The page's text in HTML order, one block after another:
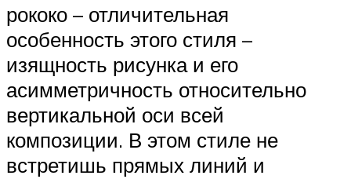
рококо – отличительная
особенность этого стиля –
изящность рисунка и его
асимметричность относительно
вертикальной оси всей
композиции. В этом стиле не
встретишь прямых линий и